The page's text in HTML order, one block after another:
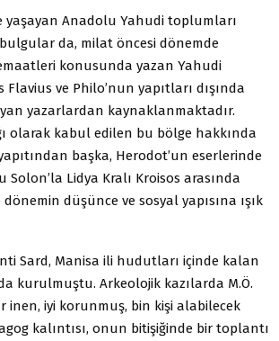
yaşayan Anadolu Yahudi toplumları
da, milat öncesi dönemde
konusunda yazan Yahudi
ve Philo’nun yapıtları dışında
yazarlardan kaynaklanmaktadır.
olarak kabul edilen bu bölge hakkında
başka, Herodot’un eserlerinde
Lidya Kralı Kroisos arasında
düşünce ve sosyal yapısına ışık
Sard, Manisa ili hudutları içinde kalan
kurulmuştu. Arkeolojik kazılarda M.Ö.
inen, iyi korunmuş, bin kişi alabilecek
kalıntısı, onun bitişiğinde bir toplantı